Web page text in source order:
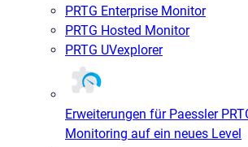
PRTG Enterprise Monitor
PRTG Hosted Monitor
PRTG UVexplorer
Erweiterungen für Paessler
Monitoring auf ein neues Level